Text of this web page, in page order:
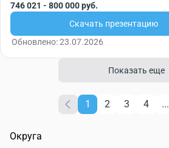
746 021 - 800 000 руб.
Скачать презентацию
Обновлено: 23.07.2026
Показать еще
1 2 3 4 ...
Округа